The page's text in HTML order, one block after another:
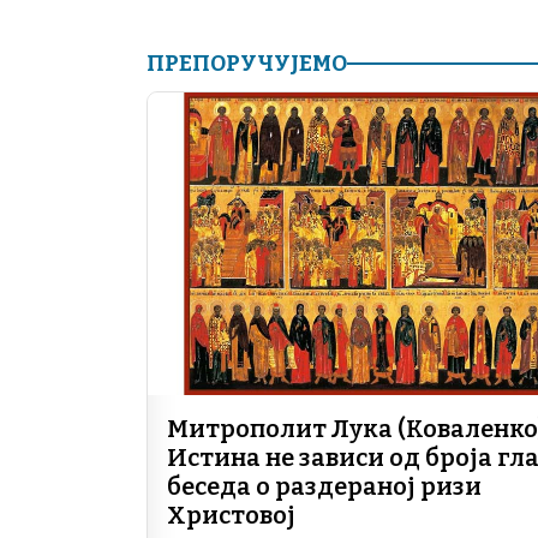
ПРЕПОРУЧУЈЕМО
Митрополит Лука
Истина не зависи од броја
беседа о раздераној ризи
Христовој